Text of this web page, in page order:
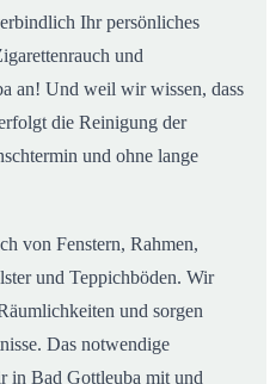
Ihr persönliches
und
an! Und weil wir wissen, dass
die Reinigung der
und ohne lange
von Fenstern, Rahmen,
und Teppichböden. Wir
und sorgen
Das notwendige
in Bad Gottleuba mit und